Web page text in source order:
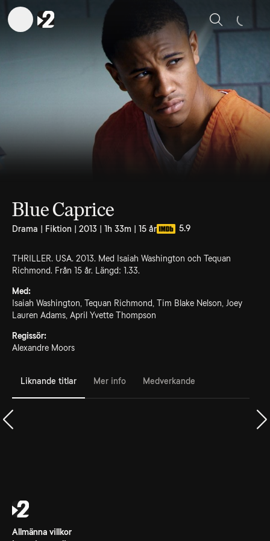
Sök
Blue Caprice
Drama | Fiktion | 2013 | 1h 33m | 15 år 5.9
THRILLER. USA. 2013. Med Isaiah Washington och Tequan
Richmond. Från 15 år. Längd: 1.33.
Med:
Isaiah Washington, Tequan Richmond, Tim Blake Nelson, Joey
Lauren Adams, April Yvette Thompson
Regissör:
Alexandre Moors
Liknande titlar Mer info Medverkande
Allmänna villkor